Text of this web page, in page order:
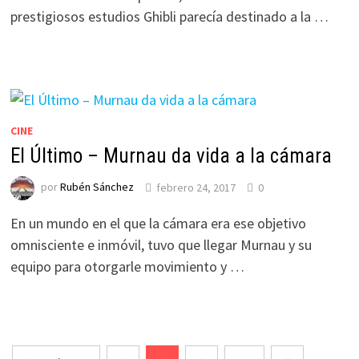
prestigiosos estudios Ghibli parecía destinado a la …
CINE
El Último – Murnau da vida a la cámara
porRubén Sánchez febrero 24, 2017 0
En un mundo en el que la cámara era ese objetivo
omnisciente e inmóvil, tuvo que llegar Murnau y su
equipo para otorgarle movimiento y …